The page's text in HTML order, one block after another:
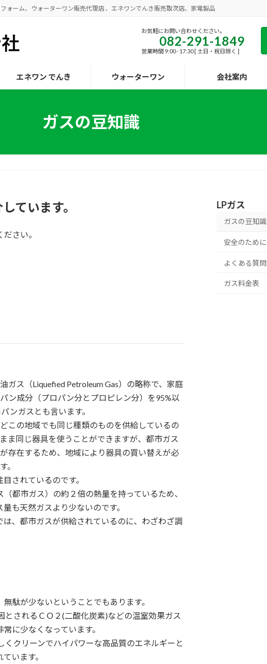
ーム、ウォーターワン販売代理店 、エネワンでんき販売取次店、家電製品
お気軽にお問い合わせください。
082-291-1849
営業時間 9:00 - 17:30 [ 土日・祝日除く ]
エネワン でんき ウォーターワン 会社案内
ガスの豆知識
ています。
さい。
ガス（Liquefied Petroleum Gas）の略称で、家庭
ン成分（プロパン分とプロピレン分）を95%以
ンガスとも言います。
この地域でも同じ種類のものを供給しているの
ま同じ器具を使うことができますが、都市ガス
存在するため、地域により器具の買い替えが必
。
されているのです。
都市ガス）の約２倍の熱量を持っているため、
も天然ガスより少ないのです。
、都市ガスが供給されているのに、わざわざ調
駄が少ないということでもあります。
とされるＣＯ２(二酸化炭素)などの温室効果ガス
に少なくなっています。
くクリーンでハイパワーな高品質のエネルギーと
います。
LPガス
ガスの豆知識
安全のために
よくある質問
ガス料金表